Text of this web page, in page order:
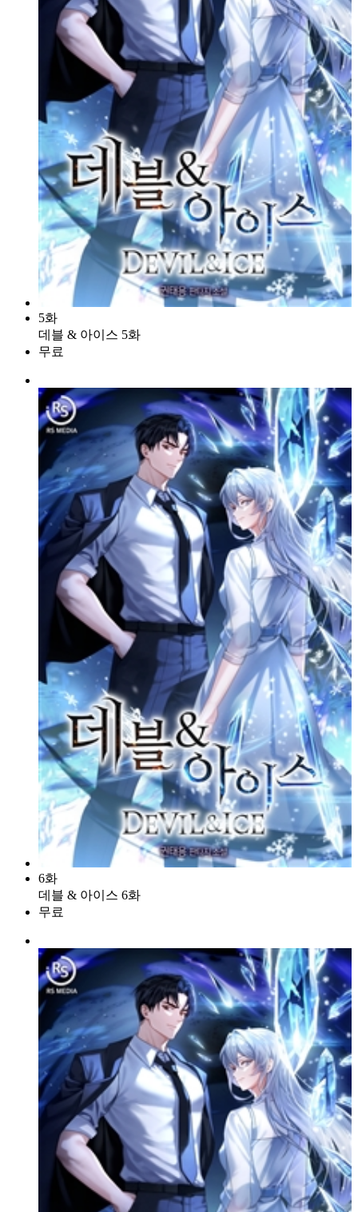
5화
데블 & 아이스 5화
무료
6화
데블 & 아이스 6화
무료